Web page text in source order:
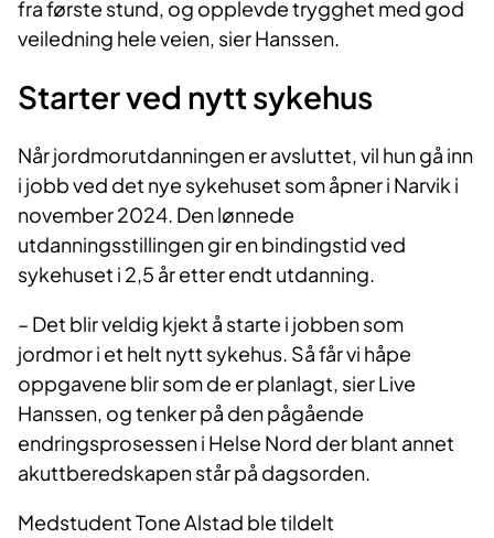
fra første stund, og opplevde trygghet med god
veiledning hele veien, sier Hanssen.
Starter ved nytt sykehus
Når jordmorutdanningen er avsluttet, vil hun gå inn
i jobb ved det nye sykehuset som åpner i Narvik i
november 2024. Den lønnede
utdanningsstillingen gir en bindingstid ved
sykehuset i 2,5 år etter endt utdanning.
– Det blir veldig kjekt å starte i jobben som
jordmor i et helt nytt sykehus. Så får vi håpe
oppgavene blir som de er planlagt, sier Live
Hanssen, og tenker på den pågående
endringsprosessen i Helse Nord der blant annet
akuttberedskapen står på dagsorden.
Medstudent Tone Alstad ble tildelt